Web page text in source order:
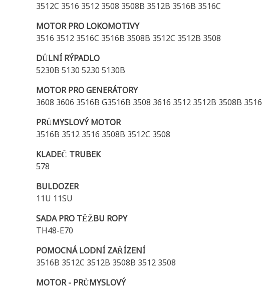
3512C 3516 3512 3508 3508B 3512B 3516B 3516C
MOTOR PRO LOKOMOTIVY
3516 3512 3516C 3516B 3508B 3512C 3512B 3508
DŮLNÍ RÝPADLO
5230B 5130 5230 5130B
MOTOR PRO GENERÁTORY
3608 3606 3516B G3516B 3508 3616 3512 3512B 3508B 3516
PRŮMYSLOVÝ MOTOR
3516B 3512 3516 3508B 3512C 3508
KLADEČ TRUBEK
578
BULDOZER
11U 11SU
SADA PRO TĚŽBU ROPY
TH48-E70
POMOCNÁ LODNÍ ZAŘÍZENÍ
3516B 3512C 3512B 3508B 3512 3508
MOTOR - PRŮMYSLOVÝ